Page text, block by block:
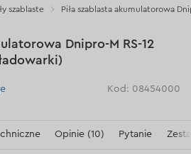
szablaste Piła szablasta akumulatorowa
Dnipro-M RS-12
Kod: 08454000
Opinie (10) Pytanie